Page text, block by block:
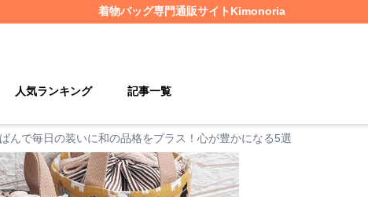
着物バッグ専門通販サイト Kimonoria
人気ランキング 記事一覧
んで毎日の装いに和の品格をプラス！心が豊かになる5選